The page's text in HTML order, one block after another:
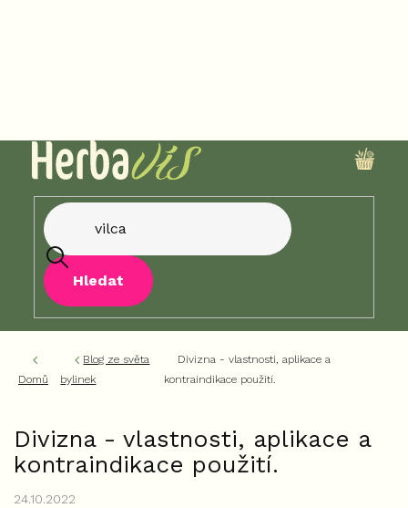
Hledat
Domů
Blog ze světa
bylinek
Divizna - vlastnosti, aplikace a
kontraindikace použití.
Divizna - vlastnosti, aplikace a
kontraindikace použití.
24.10.2022